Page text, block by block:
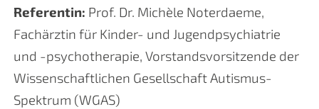
Referentin: Prof. Dr. Michèle Noterdaeme,
Fachärztin für Kinder- und Jugendpsychiatrie
und -psychotherapie, Vorstandsvorsitzende der
Wissenschaftlichen Gesellschaft Autismus-
Spektrum (WGAS)